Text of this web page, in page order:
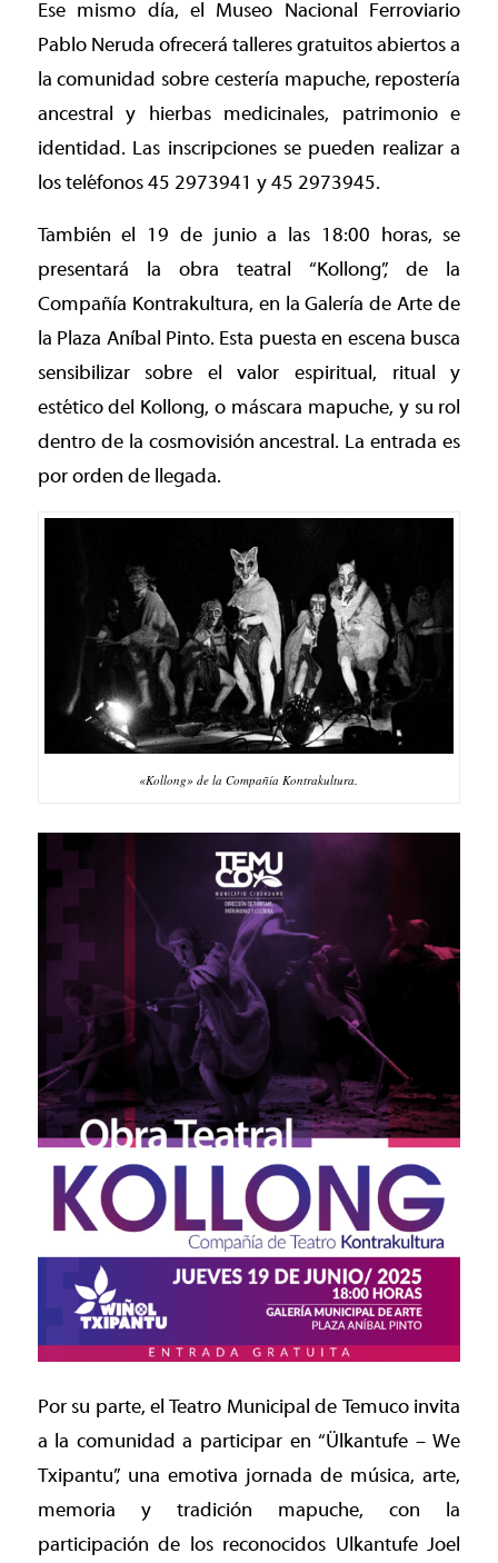
Ese mismo día, el Museo Nacional Ferroviario
Pablo Neruda ofrecerá talleres gratuitos abiertos a
la comunidad sobre cestería mapuche, repostería
ancestral y hierbas medicinales, patrimonio e
identidad. Las inscripciones se pueden realizar a
los teléfonos 45 2973941 y 45 2973945.
También el 19 de junio a las 18:00 horas, se
presentará la obra teatral “Kollong”, de la
Compañía Kontrakultura, en la Galería de Arte de
la Plaza Aníbal Pinto. Esta puesta en escena busca
sensibilizar sobre el valor espiritual, ritual y
estético del Kollong, o máscara mapuche, y su rol
dentro de la cosmovisión ancestral. La entrada es
por orden de llegada.
«Kollong» de la Compañía Kontrakultura.
Por su parte, el Teatro Municipal de Temuco invita
a la comunidad a participar en “Ülkantufe – We
Txipantu”, una emotiva jornada de música, arte,
memoria y tradición mapuche, con la
participación de los reconocidos Ulkantufe Joel